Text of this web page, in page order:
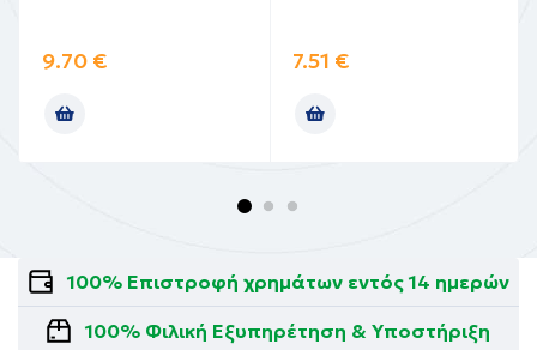
9.70 € 7.51 €
100% Επιστροφή χρημάτων εντός 14 ημερών
100% Φιλική Εξυπηρέτηση & Υποστήριξη